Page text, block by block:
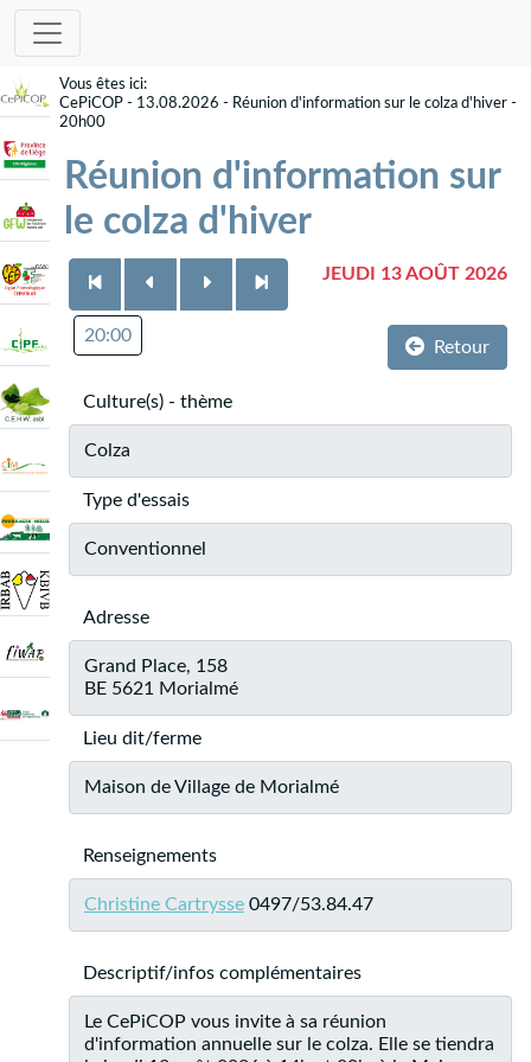
CePiCOP - 13.08.2026 - Réunion d'information sur le colza d'hiver -
20h00
Réunion d'information sur
le colza d'hiver
JEUDI 13 AOÛT 2026
20:00
Retour
Culture(s) - thème
Colza
Type d'essais
Conventionnel
Adresse
Grand Place, 158
BE 5621 Morialmé
Lieu dit/ferme
Maison de Village de Morialmé
Renseignements
Christine Cartrysse 0497/53.84.47
Descriptif/infos complémentaires
Le CePiCOP vous invite à sa réunion
d'information annuelle sur le colza. Elle se tiendra